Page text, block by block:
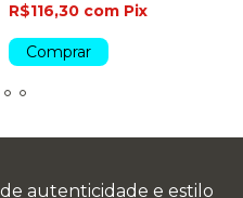
R$116,30 com Pix
Comprar
autenticidade e estilo